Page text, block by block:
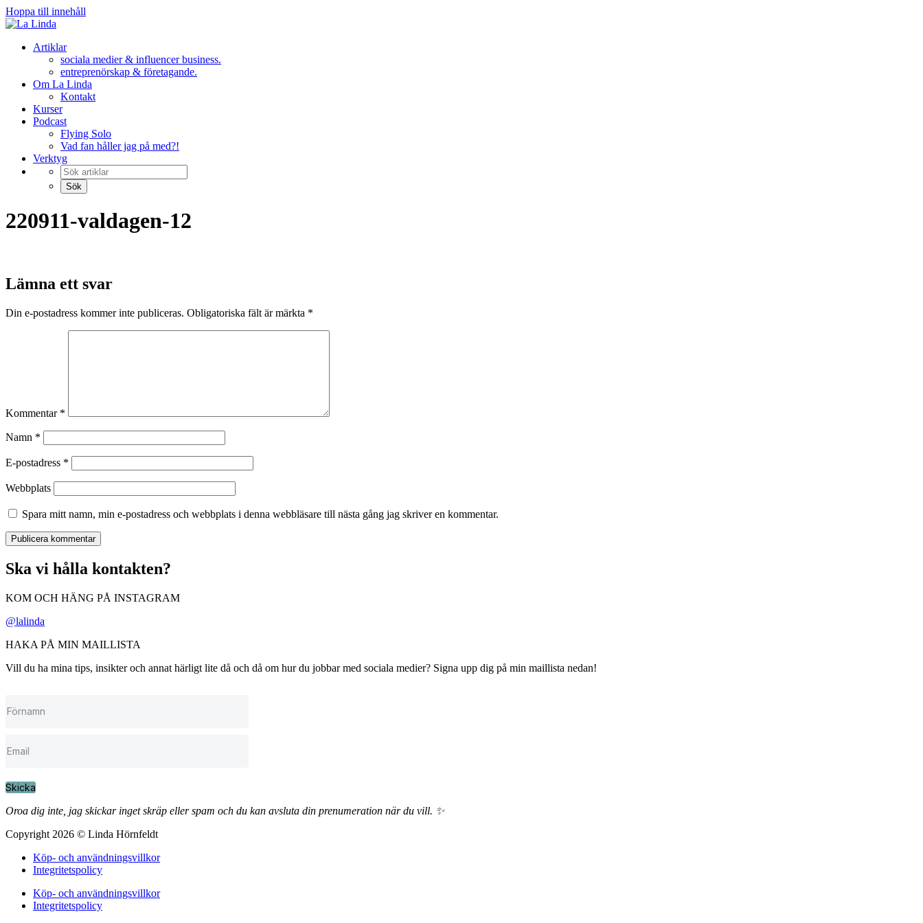
Hoppa till innehåll
Artiklar
sociala medier & influencer business.
entreprenörskap & företagande.
Om La Linda
Kontakt
Kurser
Podcast
Flying Solo
Vad fan håller jag på med?!
Verktyg
220911-valdagen-12
Lämna ett svar
Din e-postadress kommer inte publiceras. Obligatoriska fält är märkta *
Kommentar *
Namn *
E-postadress *
Webbplats
Spara mitt namn, min e-postadress och webbplats i denna webbläsare till nästa gång jag skriver en kommentar.
Ska vi hålla kontakten?
KOM OCH HÄNG PÅ INSTAGRAM
@lalinda
HAKA PÅ MIN MAILLISTA
Vill du ha mina tips, insikter och annat härligt lite då och då om hur du jobbar med sociala medier? Signa upp dig på min maillista nedan!
Skicka
Oroa dig inte, jag skickar inget skräp eller spam och du kan avsluta din prenumeration när du vill. ✨
Copyright 2026 © Linda Hörnfeldt
Köp- och användningsvillkor
Integritetspolicy
Köp- och användningsvillkor
Integritetspolicy